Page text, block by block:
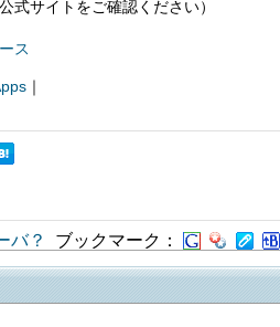
式サイトをご確認ください）
ス
｜
バ？ ブックマーク：